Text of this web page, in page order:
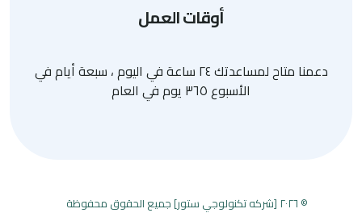
أوقات العمل
دعمنا متاح لمساعدتك ٢٤ ساعة في اليوم ، سبعة أيام في
الأسبوع ٣٦٥ يوم في العام
© ٢٠٢٦ [شركه تكنولوجي ستور] جميع الحقوق محفوظة